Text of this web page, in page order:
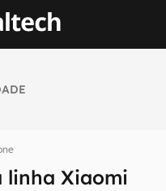
linha Xiaomi
em primeira